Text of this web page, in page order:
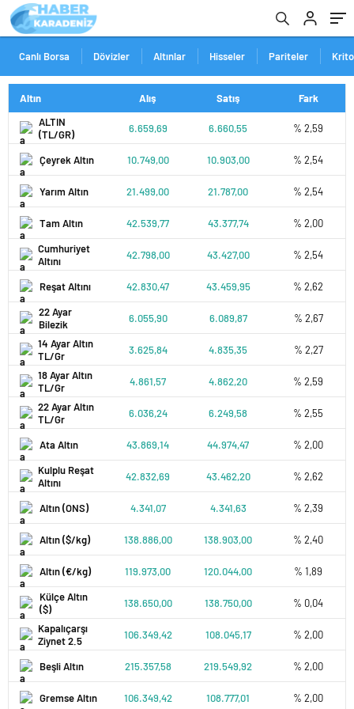
Canlı Borsa Dövizler Altınlar Hisseler Pariteler
Altın Alış Satış
Fark
ALTIN
(TL/GR)
6.659,69 6.660,55 % 2,59
Çeyrek Altın 10.749,00 10.903,00 % 2,54
Yarım Altın 21.499,00 21.787,00 % 2,54
Tam Altın 42.539,77 43.377,74
% 2,00
Cumhuriyet
Altını
42.798,00 43.427,00 % 2,54
Reşat Altını 42.830,47 43.459,95
% 2,62
22 Ayar
Bilezik
6.055,90 6.089,87
% 2,67
14 Ayar Altın
TL/Gr
3.625,84 4.835,35
% 2,27
18 Ayar Altın
TL/Gr
4.861,57 4.862,20
% 2,59
22 Ayar Altın
TL/Gr
6.036,24 6.249,58 % 2,55
Ata Altın 43.869,14 44.974,47
% 2,00
Kulplu Reşat
Altını
42.832,69 43.462,20 % 2,62
Altın (ONS) 4.341,07 4.341,63 % 2,39
Altın ($/kg) 138.886,00 138.903,00 % 2,40
Altın (€/kg) 119.973,00 120.044,00
% 1,89
Külçe Altın
($)
138.650,00 138.750,00
% 0,04
Kapalıçarşı
Ziynet 2.5
106.349,42 108.045,17 % 2,00
Beşli Altın 215.357,58 219.549,92 % 2,00
Gremse Altın 106.349,42 108.777,01 % 2,00